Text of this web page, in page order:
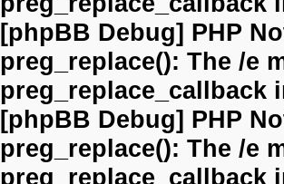
[phpBB Debug] PHP
preg_replace(): The /e
preg_replace_callback
[phpBB Debug] PHP
preg_replace(): The /e
preg_replace_callback